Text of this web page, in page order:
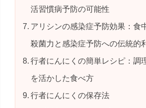
活習慣病予防の可能性
アリシンの感染症予防効果：食
殺菌力と感染症予防への伝統的
行者にんにくの簡単レシピ：調
を活かした食べ方
行者にんにくの保存法